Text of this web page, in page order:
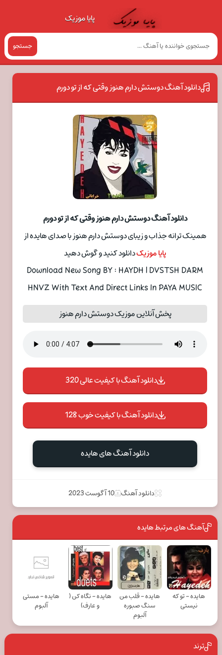
پایا موزیک
جستجو
دانلود آهنگ دوستش دارم هنوز وقتی که از تو دورم
دانلود آهنگ دوستش دارم هنوز وقتی که از تو دورم
همینک ترانه جذاب و زیبای دوستش دارم هنوز با صدای هایده از
پایا موزیکدانلود کنید و گوش دهید
Download New Song BY : HAYDH | DVSTSH DARM
HNVZ With Text And Direct Links In PAYA MUSIC
پخش آنلاین موزیک دوستش دارم هنوز
دانلود آهنگ با کیفیت عالی 320
دانلود آهنگ با کیفیت خوب 128
دانلود آهنگ های هایده
دانلود آهنگ 10 آگوست 2023
آهنگ های مرتبط هایده
هایده - تو که
نیستی
هایده - قلب من
سنگ صبوره
آلبوم
هایده - نگاه کن (
و عارف)
هایده - مستی
آلبوم
ترند